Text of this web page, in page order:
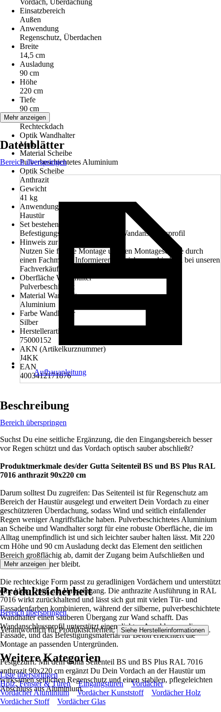
Vordach, Überdachung
Einsatzbereich
Außen
Anwendung
Regenschutz, Überdachen
Breite
14,5 cm
Ausladung
90 cm
Höhe
220 cm
Tiefe
90 cm
Form
Rechteckdach
Optik Wandhalter
Matt
Material Scheibe
Pulverbeschichtetes Aluminium
Optik Scheibe
Anthrazit
Gewicht
41 kg
Anwendungsbereich
Haustür
Set bestehend aus
Befestigungsmaterial für Beton, Wandanschlussprofil
Hinweis zur Montage
Nutzen Sie für die Montage unseren Montageservice durch
einen Fachmann. Informieren Sie sich unverbindlich bei unseren
Fachverkäufern im Markt.
Oberfläche Wandhalter
Pulverbeschichtet
Material Wandhalter
Aluminium
Farbe Wandhalter
Silber
Herstellerartikelnummer
75000152
AKN (Artikelkurznummer)
J4KK
EAN
4003412171876
Mehr anzeigen
Datenblätter
Bereich überspringen
Aufbauanleitung
Beschreibung
Bereich überspringen
Suchst Du eine seitliche Ergänzung, die den Eingangsbereich besser
vor Regen schützt und das Vordach optisch sauber abschließt?
Produktmerkmale des/der Gutta Seitenteil BS und BS Plus RAL
7016 anthrazit 90x220 cm
Darum solltest Du zugreifen: Das Seitenteil ist für Regenschutz am
Bereich der Haustür ausgelegt und erweitert Dein Vordach zu einer
geschützteren Überdachung, sodass Wind und seitlich einfallender
Regen weniger Angriffsfläche haben. Pulverbeschichtetes Aluminium
an Scheibe und Wandhalter sorgt für eine robuste Oberfläche, die im
Alltag unempfindlich ist und sich leichter sauber halten lässt. Mit 220
cm Höhe und 90 cm Ausladung deckt das Element den seitlichen
Bereich großflächig ab, damit der Zugang beim Aufschließen und
Eintreten trockener bleibt.
Die rechteckige Form passt zu geradlinigen Vordächern und unterstützt
eine klare Optik am Hauseingang. Die anthrazite Ausführung in RAL
7016 wirkt zurückhaltend und lässt sich gut mit vielen Tür- und
Fassadenfarben kombinieren, während der silberne, pulverbeschichtete
Wandhalter einen sauberen Übergang zur Wand schafft. Das
Wandanschlussprofil unterstützt einen dichten Anschluss an die
Fassade, und das Befestigungsmaterial für Beton erleichtert die
Montage an passenden Untergründen.
Festgezurrt: Mit dem Gutta Seitenteil BS und BS Plus RAL 7016
anthrazit 90x220 cm ergänzt Du Dein Vordach an der Haustür um
wirksamen seitlichen Regenschutz und einen stabilen, pflegeleichten
Abschluss aus Aluminium.
Mehr anzeigen
Produktsicherheit
Bereich überspringen
Verantwortlich für Produktsicherheit: Siehe Herstellerinformationen .
Weitere Kategorien
Liste überspringen
Holz, Fenster & Türen
Eingangstüren
Vordächer
Vordächer Aluminium
Vordächer Kunststoff
Vordächer Holz
Vordächer Stoff
Vordächer Glas